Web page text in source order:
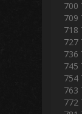
700
709
718
727
736
745
754
763
772